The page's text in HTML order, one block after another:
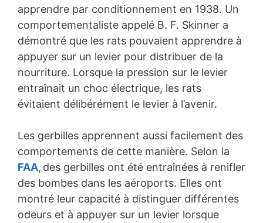
apprendre par conditionnement en 1938. Un
comportementaliste appelé B. F. Skinner a
démontré que les rats pouvaient apprendre à
appuyer sur un levier pour distribuer de la
nourriture. Lorsque la pression sur le levier
entraînait un choc électrique, les rats
évitaient délibérément le levier à l’avenir.
Les gerbilles apprennent aussi facilement des
comportements de cette manière. Selon la
FAA, des gerbilles ont été entraînées à renifler
des bombes dans les aéroports. Elles ont
montré leur capacité à distinguer différentes
odeurs et à appuyer sur un levier lorsque